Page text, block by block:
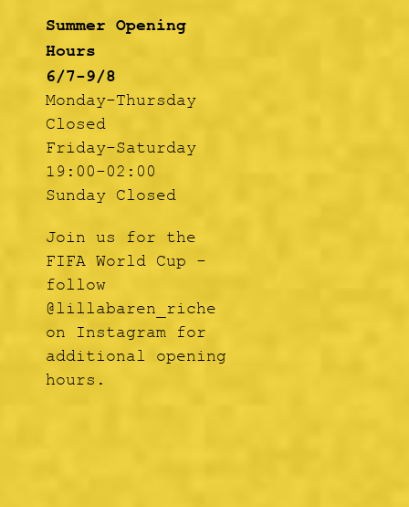
Summer Opening
Hours
6/7-9/8
Monday-Thursday
Closed
Friday-Saturday
19:00-02:00
Sunday Closed
Join us for the
FIFA World Cup -
follow
@lillabaren_riche
on Instagram for
additional opening
hours.